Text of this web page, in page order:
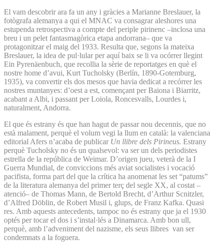
El vam descobrir ara fa un any i gràcies a Marianne Breslauer, la
fotògrafa alemanya a qui el MNAC va consagrar aleshores una
estupenda retrospectiva a compte del periple pirinenc –inclosa una
breu i un pelet fantasmagòrica etapa andorrana– que va
protagonitzar el maig del 1933. Resulta que, segons la mateixa
Breslauer, la idea de pul·lular per aquí baix se li va ocórrer llegint
Ein Pyrenäenbuch, que recollia la sèrie de reportatges en què el
nostre home d’avui, Kurt Tucholsky (Berlín, 1890-Gotemburg,
1935), va convertir els dos mesos que havia dedicat a recórrer les
nostres muntanyes: d’oest a est, començant per Baiona i Biarritz,
acabant a Albi, i passant per Loiola, Roncesvalls, Lourdes i,
naturalment, Andorra.
El que és estrany és que han hagut de passar nou decennis, que no
està malament, perquè el volum vegi la llum en català: la valenciana
editorial Afers n’acaba de publicar Un llibre dels Pirineus. Estrany
perquè Tucholsky no és un qualsevol: va ser un dels periodistes
estrella de la república de Weimar. D’origen jueu, veterà de la I
Guerra Mundial, de conviccions més aviat socialistes i vocació
pacifista, forma part del que la crítica ha anomenat les set “patums”
de la literatura alemanya del primer terç del segle XX, al costat –
atenció– de Thomas Mann, de Bertold Brecht, d’Arthur Scnitzler,
d’Alfred Döblin, de Robert Musil i, glups, de Franz Kafka. Quasi
res. Amb aquests antecedents, tampoc no és estrany que ja el 1930
optés per tocar el dos i s’instal·lés a Dinamarca. Amb bon ull,
perquè, amb l’adveniment del nazisme, els seus llibres van ser
condemnats a la foguera.